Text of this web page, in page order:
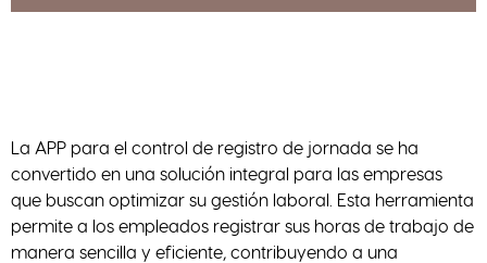
La APP para el control de registro de jornada se ha
convertido en una solución integral para las empresas
que buscan optimizar su gestión laboral. Esta herramienta
permite a los empleados registrar sus horas de trabajo de
manera sencilla y eficiente, contribuyendo a una